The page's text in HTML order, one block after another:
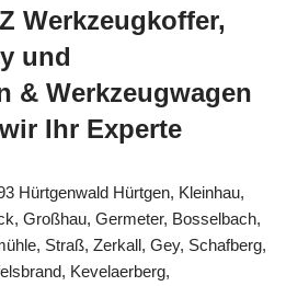
Werkzeugkoffer,
und
& Werkzeugwagen
Ihr Experte
Hürtgenwald Hürtgen, Kleinhau,
Großhau, Germeter, Bosselbach,
Straß, Zerkall, Gey, Schafberg,
Kevelaerberg,